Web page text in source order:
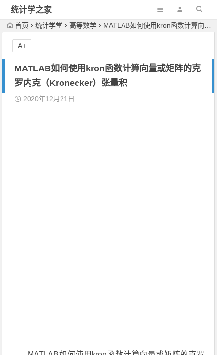
统计学之家
首页 统计学堂 高等数学 MATLAB如何使用kron函数计算向量或矩阵的克罗内克（Kronecker）张量积
MATLAB如何使用kron函数计算向量或矩阵的克
罗内克（Kronecker）张量积
2020年12月21日
A+